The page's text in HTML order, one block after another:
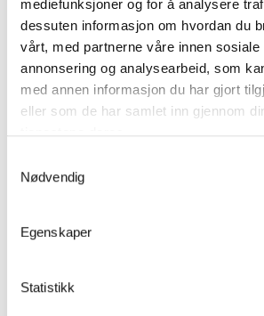
mediefunksjoner og for å analysere
dessuten informasjon om hvordan du
vårt, med partnerne våre innen sosiale
annonsering og analysearbeid, som
med annen informasjon du har gjort
eller som de har samlet inn gjennom
Nødvendig
Egenskaper
Statistikk
tilbyr også lakkert utførelse. I varmforsinket
er håndløperen 42 mm i diameter. Vi kan
håndløperne våre med belysning.
Overflatebehandling